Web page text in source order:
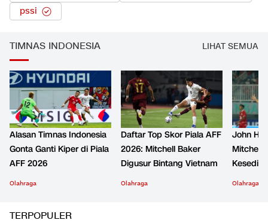
pssi
TIMNAS INDONESIA LIHAT SEMUA
Alasan Timnas Indonesia
Gonta Ganti Kiper di Piala
AFF 2026
Olahraga
Daftar Top Skor Piala AFF
2026: Mitchell Baker
Digusur Bintang Vietnam
Olahraga
John
Mitchell
Olahraga
TERPOPULER